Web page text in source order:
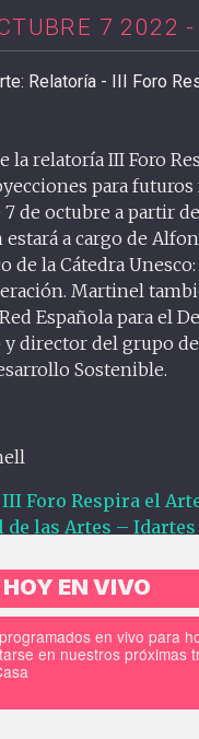
7 2022 -
Relatoría - III Foro
la relatoría III Foro
para futuros
de octubre a partir de
estará a cargo de
la Cátedra
Martinel
Española para el
y director del grupo
Sostenible.
III Foro Respira el
las Artes – Idartes
HOY EN VIVO
en vivo para
en nuestros